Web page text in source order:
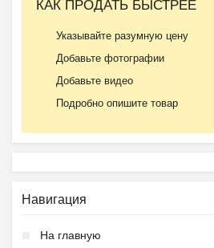
КАК ПРОДАТЬ БЫСТРЕЕ
Указывайте разумную цену
Добавьте фотографии
Добавьте видео
Подробно опишите товар
Навигация
На главную